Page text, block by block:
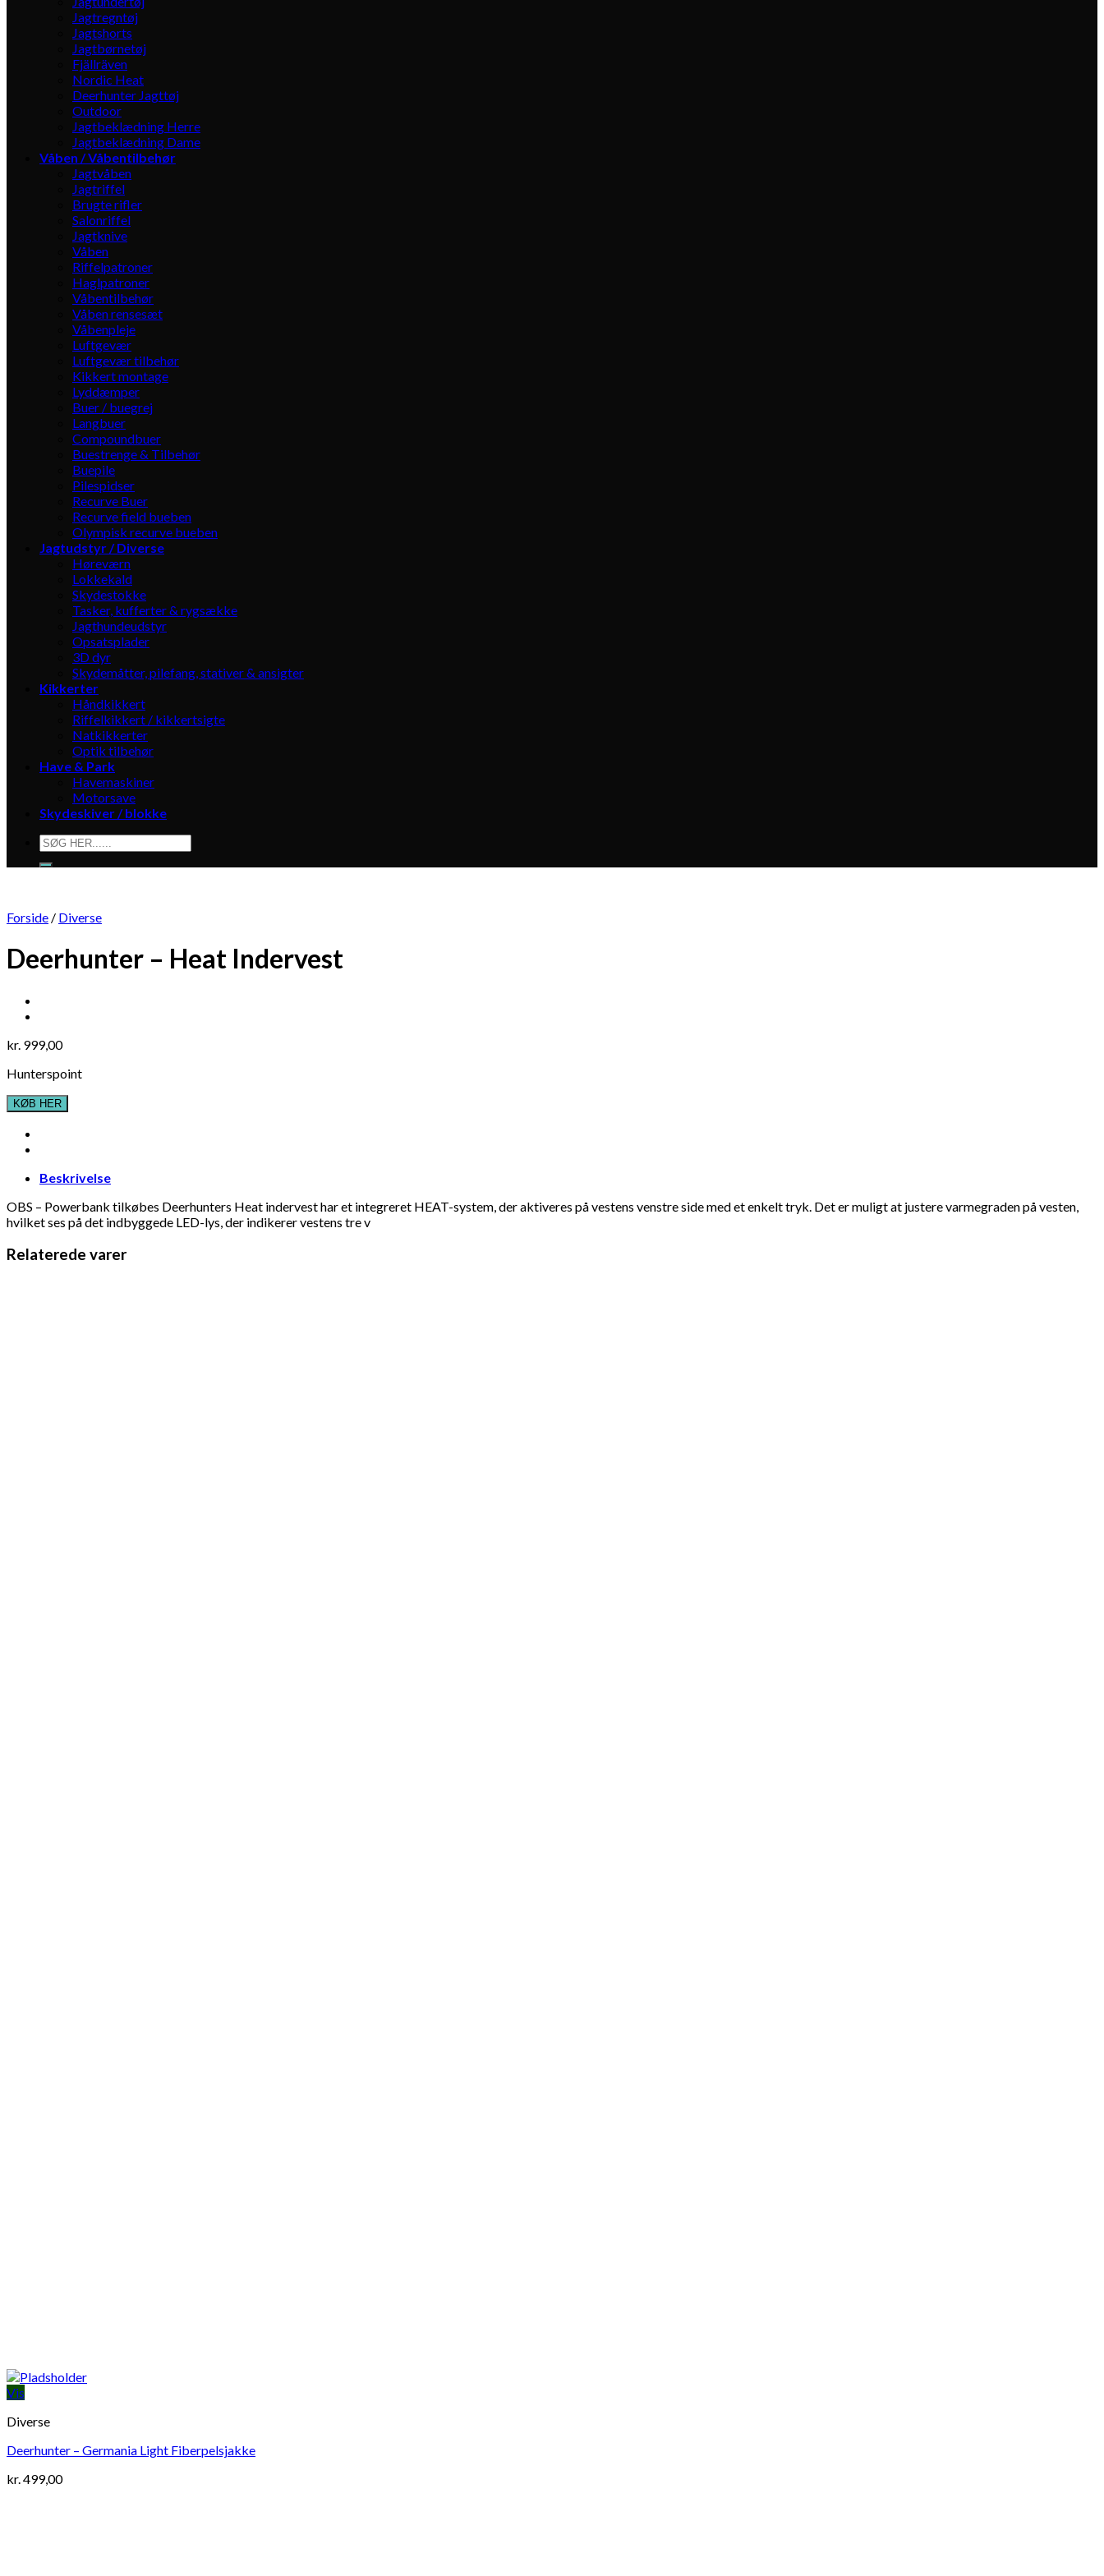
Jagtregntøj
Jagtshorts
Jagtbørnetøj
Fjällräven
Nordic Heat
Deerhunter Jagttøj
Outdoor
Jagtbeklædning Herre
Jagtbeklædning Dame
Våben / Våbentilbehør
Jagtvåben
Jagtriffel
Brugte rifler
Salonriffel
Jagtknive
Våben
Riffelpatroner
Haglpatroner
Våbentilbehør
Våben rensesæt
Våbenpleje
Luftgevær
Luftgevær tilbehør
Kikkert montage
Lyddæmper
Buer / buegrej
Langbuer
Compoundbuer
Buestrenge & Tilbehør
Buepile
Pilespidser
Recurve Buer
Recurve field bueben
Olympisk recurve bueben
Jagtudstyr / Diverse
Høreværn
Lokkekald
Skydestokke
Tasker, kufferter & rygsække
Jagthundeudstyr
Opsatsplader
3D dyr
Skydemåtter, pilefang, stativer & ansigter
Kikkerter
Håndkikkert
Riffelkikkert / kikkertsigte
Natkikkerter
Optik tilbehør
Have & Park
Havemaskiner
Motorsave
Skydeskiver / blokke
Søg
efter:
Forside / Diverse
Deerhunter – Heat Indervest
kr. 999,00
Hunterspoint
KØB HER
Beskrivelse
OBS – Powerbank tilkøbes Deerhunters Heat indervest har et integreret HEAT-system, der aktiveres på vestens venstre side med et enkelt tryk. Det er muligt at justere varmegraden på vesten,
hvilket ses på det indbyggede LED-lys, der indikerer vestens tre v
Relaterede varer
Vis
Diverse
Deerhunter – Germania Light Fiberpelsjakke
kr.499,00